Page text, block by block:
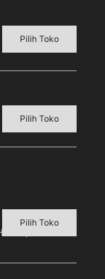
kedua kaki
Pilih Toko
Pilih Toko
Kota
Pilih Toko